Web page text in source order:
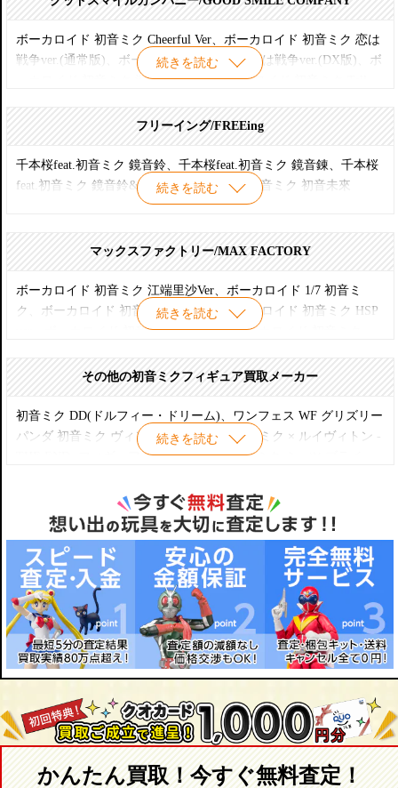
ねんどろいど 239 レーシングミク2012Ver.
ねんどろいど 261 初音ミク浴衣ver.
ねんどろいど 274 桜ミク
ねんどろいど 326 レーシングミク2013ver.
ねんどろいど 333 初音ミク 浴衣Ver. 夏椿
ねんどろいど 381a初音ミク セーラー服
ねんどろいど 480 初音ミク 千本桜Ver.
ねんどろいど 雪ミク いちご白無垢Ver.
ファミリーマート グッスマくじ 2012 A賞 ねんどろいどぷらす じ
ファミリーマート Happyくじ 2012 A賞 初音ミク FamilyMart Ver.
ファミリーマート Happyくじ 2012 B賞 ねんどろいど 初音ミク 251
ファミリーマート Happyくじ 3013 ラストワン賞 339b 初音ミク 水
着 他
続きを読む
ボーカロイド 初音ミク Cheerful Ver、ボーカロイド 初音ミク 恋は
戦争ver.(通常版)、ボーカロイド 初音ミク 恋は戦争ver.(DX版)、ボ
ーカロイド 初音ミク 深海少女ver.、ボーカロイド 初音ミク Tell
イド レーシングミク 2012ver、ボーカロイド レーシングミク
音ミク ワールドイズマイン ブラウン、ボーカロイド 初音ミク ワ
ールドイズマイン ナチュラル、ボーカロイド 初音ミク ミクダヨ
フリーイング/FREEing
続きを読む
千本桜feat.初音ミク 鏡音鈴、千本桜feat.初音ミク 鏡音錬、千本桜
feat.初音ミク 鏡音鈴&鏡音錬、千本桜feat.初音ミク 初音未來
マックスファクトリー/MAX FACTORY
続きを読む
ボーカロイド 初音ミク 江端里沙Ver、ボーカロイド 1/7 初音ミ
ク、ボーカロイド 初音ミク Append、ボーカロイド 初音ミク HSP
ver、ボーカロイド 初音ミク Tony ver、ボーカロイド 初音ミク
Tony ver、ボーカロイド 鏡音リン 炉心融解
その他の初音ミクフィギュア買取メーカー
続きを読む
初音ミク DD(ドルフィー・ドリーム)、ワンフェス WF グリズリー
パンダ 初音ミク ヴィンテージドレス、初音ミク × ルイヴィトン -
THE END- フィギュア、ネオブライス 初音ミク ミーツ ブライ
1/6 初音ミク、1/6 T's system 初音ミク ロミオとシンデレラVer. ガ
レキ、トレフェス 1/6 初音 ミク Project DIVA Works札幌、ホビー
ジャパン限定 超合金 初音ミク HJ など幅広く買取対応しており
ます。
かんたん買取！今すぐ無料査定！